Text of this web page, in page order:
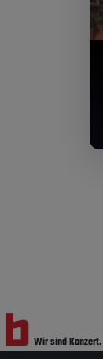
Wir sind Konzert.